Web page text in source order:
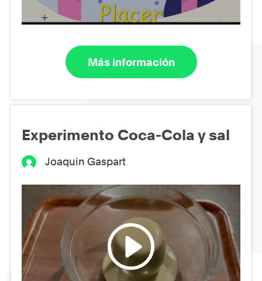
Más información
Experimento Coca-Cola y sal
Joaquin Gaspart